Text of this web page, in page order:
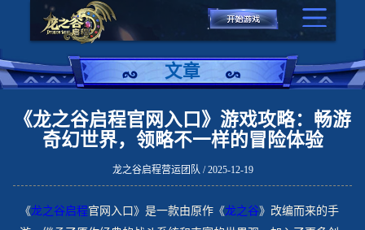
文章
《龙之谷启程官网入口》游戏攻略：畅游
奇幻世界，领略不一样的冒险体验
龙之谷启程营运团队 / 2025-12-19
《龙之谷启程官网入口》是一款由原作《龙之谷》改编而来的手